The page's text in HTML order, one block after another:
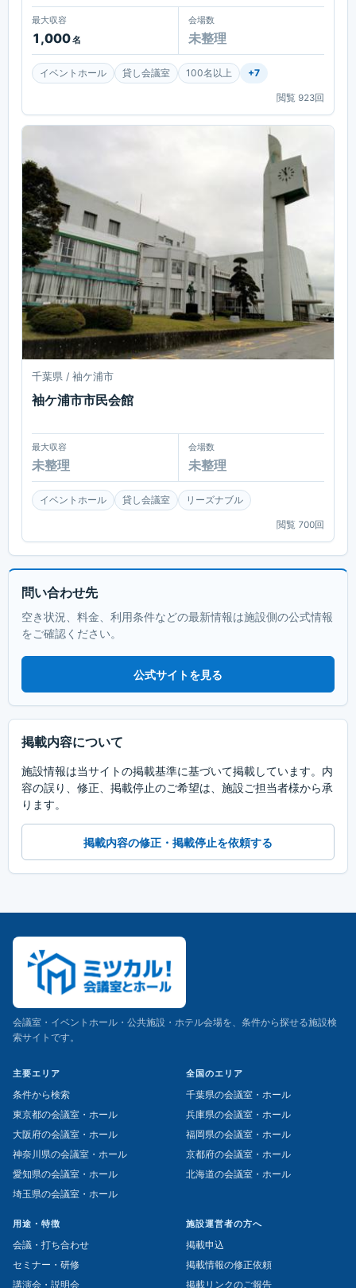
最大収容
1,000名
会場数
未整理
イベントホール 貸し会議室 100名以上 +7
閲覧 923回
千葉県 / 袖ケ浦市
袖ケ浦市市民会館
最大収容
未整理
会場数
未整理
イベントホール 貸し会議室 リーズナブル
閲覧 700回
問い合わせ先
空き状況、料金、利用条件などの最新情報は施設側の公式情報
をご確認ください。
公式サイトを見る
掲載内容について
施設情報は当サイトの掲載基準に基づいて掲載しています。内
容の誤り、修正、掲載停止のご希望は、施設ご担当者様から承
ります。
掲載内容の修正・掲載停止を依頼する
会議室・イベントホール・公共施設・ホテル会場を、条件から探せる施設検
索サイトです。
主要エリア
条件から検索
東京都の会議室・ホール
大阪府の会議室・ホール
神奈川県の会議室・ホール
愛知県の会議室・ホール
埼玉県の会議室・ホール
全国のエリア
千葉県の会議室・ホール
兵庫県の会議室・ホール
福岡県の会議室・ホール
京都府の会議室・ホール
北海道の会議室・ホール
用途・特徴
会議・打ち合わせ
セミナー・研修
講演会・説明会
施設運営者の方へ
掲載申込
掲載情報の修正依頼
掲載リンクのご報告